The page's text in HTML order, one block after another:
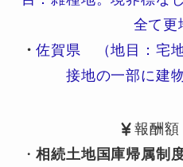
全て更
・佐賀県 （地目：宅
接地の一部に建
報酬額
・相続土地国庫帰属制